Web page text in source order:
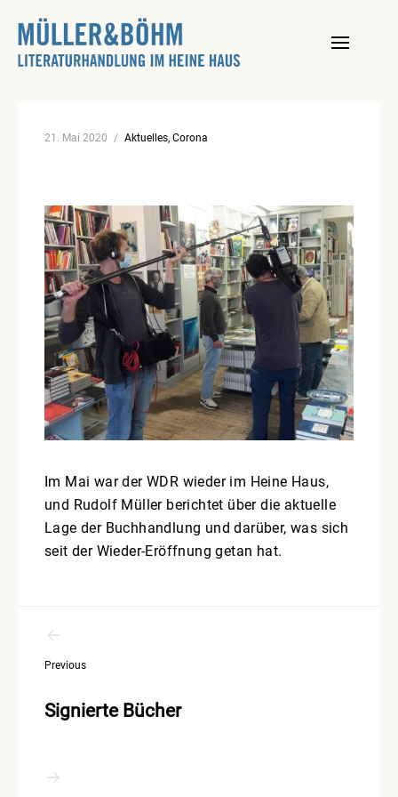
content
21. Mai 2020 Aktuelles Corona
Im Mai war der WDR wieder im Heine Haus,
und Rudolf Müller berichtet über die aktuelle
Lage der Buchhandlung und darüber, was sich
seit der Wieder-Eröffnung getan hat.
Previous
Signierte Bücher